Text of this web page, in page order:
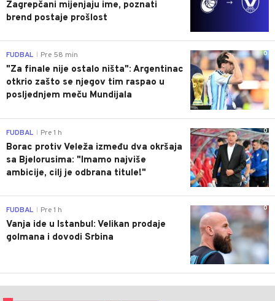
Zagrepčani mijenjaju ime, poznati
brend postaje prošlost
0
FUDBAL Pre 58 min
"Za finale nije ostalo ništa": Argentinac
otkrio zašto se njegov tim raspao u
posljednjem meču Mundijala
0
FUDBAL Pre 1 h
Borac protiv Veleža između dva okršaja
sa Bjelorusima: "Imamo najviše
ambicije, cilj je odbrana titule!"
0
FUDBAL Pre 1 h
Vanja ide u Istanbul: Velikan prodaje
golmana i dovodi Srbina